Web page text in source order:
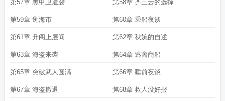
第57章 黑甲卫遭袭 第58章 齐三云的选择
第59章 逛海市 第60章 乘船夜谈
第61章 升阁上层间 第62章 秋婉的自述
第63章 海盗来袭 第64章 逃离商船
第65章 突破武人圆满 第66章 睡前夜谈
第67章 海盗撤退 第68章 救人没好报